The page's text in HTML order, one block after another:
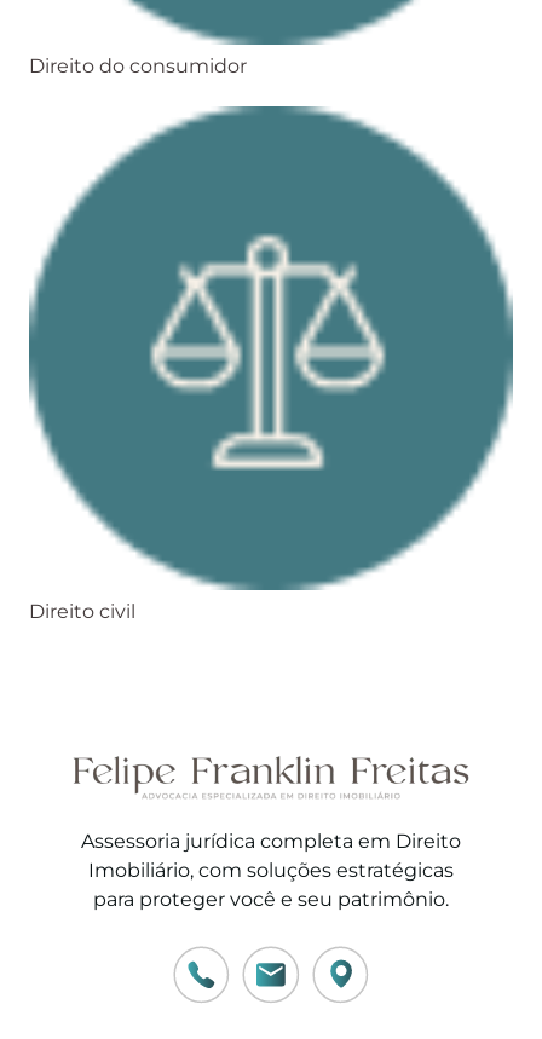
Direito do consumidor
Direito civil
Assessoria jurídica completa em Direito
Imobiliário, com soluções estratégicas
para proteger você e seu patrimônio.